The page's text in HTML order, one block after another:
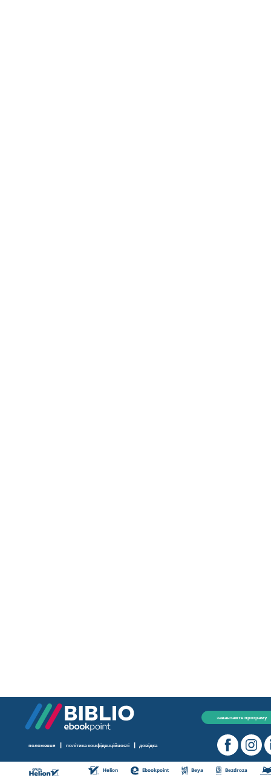
завантажте програму
положення | політика конфіденційності | довідка
Helion Ebookpoint Beya Bezdroza